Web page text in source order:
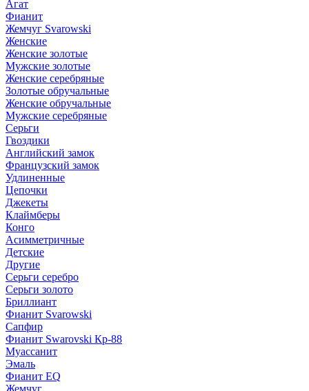
Агат
Фианит
Жемчуг Svarowski
Женские
Женские золотые
Мужские золотые
Женские серебряные
Золотые обручальные
Женские обручальные
Мужские серебряные
Серьги
Гвоздики
Английский замок
Французский замок
Удлиненные
Цепочки
Джекеты
Клаймберы
Конго
Асимметричные
Детские
Другие
Серьги серебро
Серьги золото
Бриллиант
Фианит Svarowski
Сапфир
Фианит Swarovski Кр-88
Муассанит
Эмаль
Фианит EQ
Жемчуг